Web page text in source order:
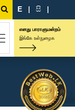
E | සි |
எனது பாராளுமன்றம்
இங்கே உள்நுழைக